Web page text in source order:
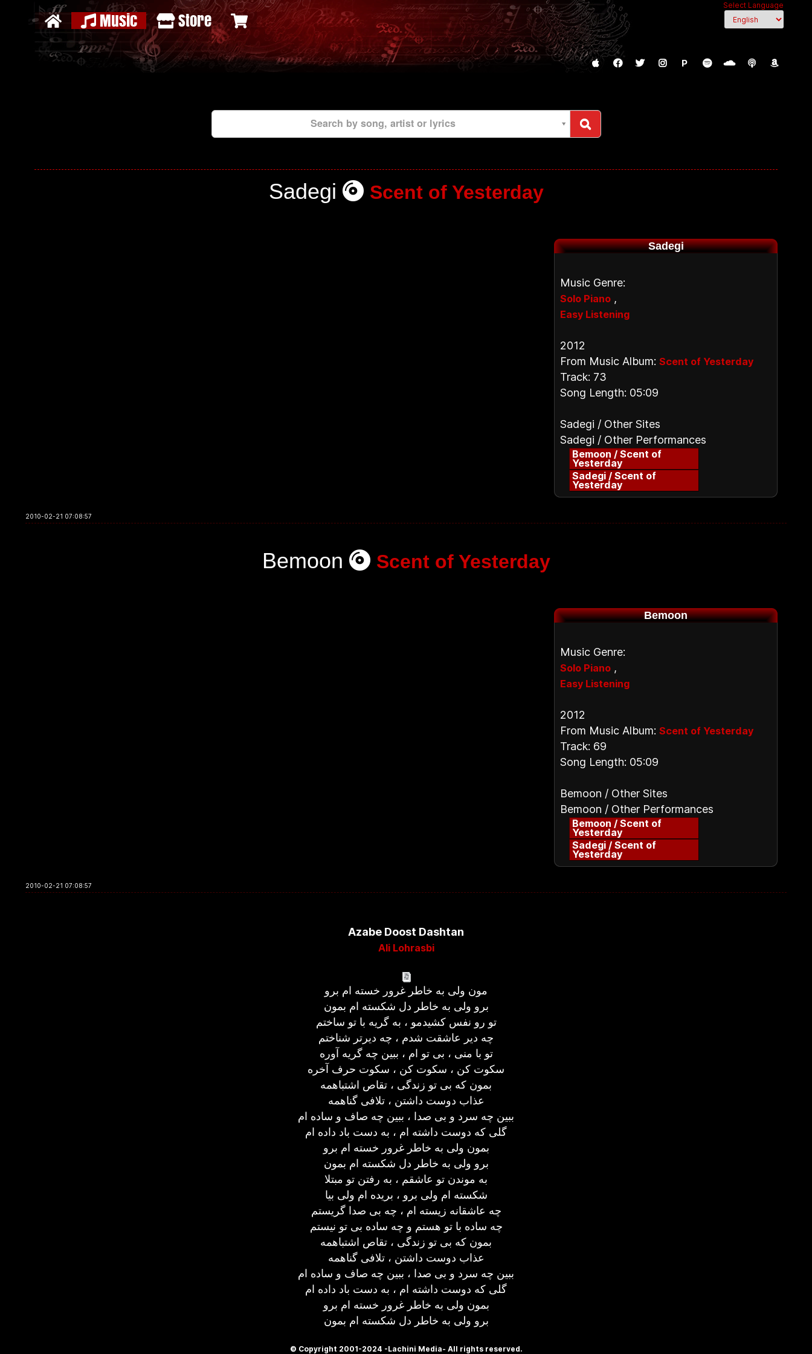
Select Language
Music Store
P
Search by song, artist or lyrics
Sadegi Scent of Yesterday
Sadegi
Music Genre:
Solo Piano ,
Easy Listening
2012
From Music Album: Scent of Yesterday
Track: 73
Song Length: 05:09
Sadegi / Other Sites
Sadegi / Other Performances
Bemoon / Scent of
Yesterday
Sadegi / Scent of
Yesterday
2010-02-21 07:08:57
Bemoon Scent of Yesterday
Bemoon
Music Genre:
Solo Piano ,
Easy Listening
2012
From Music Album: Scent of Yesterday
Track: 69
Song Length: 05:09
Bemoon / Other Sites
Bemoon / Other Performances
Bemoon / Scent of
Yesterday
Sadegi / Scent of
Yesterday
2010-02-21 07:08:57
Azabe Doost Dashtan
Ali Lohrasbi
مون ولی به خاطر غرور خسته ام برو
برو ولی به خاطر دل شکسته ام بمون
تو رو نفس کشیدمو ، به گریه با تو ساختم
چه دیر عاشقت شدم ، چه دیرتر شناختم
تو با منی ، بی تو ام ، ببین چه گریه آوره
سکوت کن ، سکوت کن ، سکوت حرف آخره
بمون که بی تو زندگی ، تقاص اشتباهمه
عذاب دوست داشتن ، تلافی گناهمه
ببین چه سرد و بی صدا ، ببین چه صاف و ساده ام
گلی که دوست داشته ام ، به دست باد داده ام
بمون ولی به خاطر غرور خسته ام برو
برو ولی به خاطر دل شکسته ام بمون
به موندن تو عاشقم ، به رفتن تو مبتلا
شکسته ام ولی برو ، بریده ام ولی بیا
چه عاشقانه زیسته ام ، چه بی صدا گریستم
چه ساده با تو هستم و چه ساده بی تو نیستم
بمون که بی تو زندگی ، تقاص اشتباهمه
عذاب دوست داشتن ، تلافی گناهمه
ببین چه سرد و بی صدا ، ببین چه صاف و ساده ام
گلی که دوست داشته ام ، به دست باد داده ام
بمون ولی به خاطر غرور خسته ام برو
برو ولی به خاطر دل شکسته ام بمون
© Copyright 2001-2024 -Lachini Media- All rights reserved.